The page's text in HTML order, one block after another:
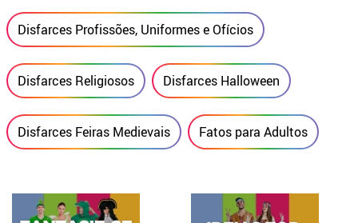
Disfarces Profissões, Uniformes e Ofícios
Disfarces Religiosos Disfarces Halloween
Disfarces Feiras Medievais Fatos para Adultos